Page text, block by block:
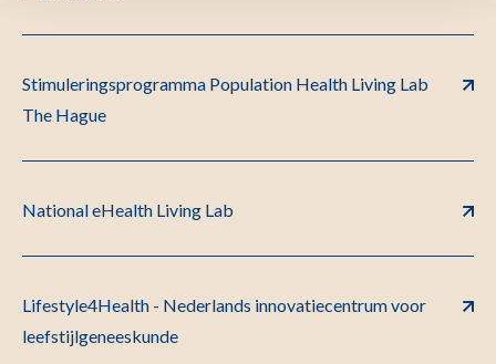
Stimuleringsprogramma Population Health Living Lab
The Hague
National eHealth Living Lab
Lifestyle4Health - Nederlands innovatiecentrum voor
leefstijlgeneeskunde